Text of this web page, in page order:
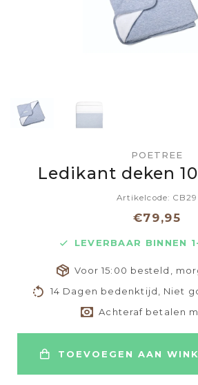
POETREE
Ledikant deken
Artikelcode: CB29
€79,95
LEVERBAAR BINNEN
Voor 15:00 besteld,
14 Dagen bedenktijd, Niet
Achteraf betalen
TOEVOEGEN AAN